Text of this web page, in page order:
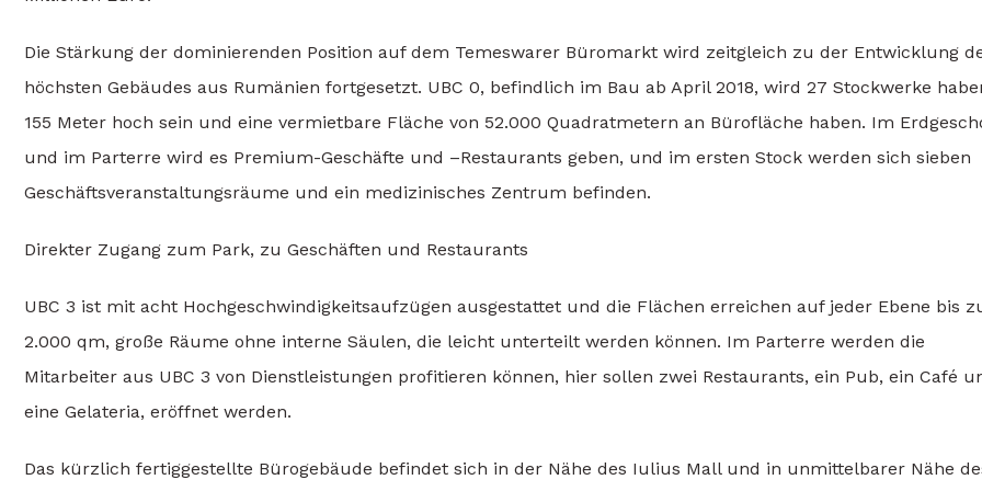
Die Stärkung der dominierenden Position auf dem Temeswarer Büromarkt wird zeitgleich zu der Entwicklung
höchsten Gebäudes aus Rumänien fortgesetzt. UBC 0, befindlich im Bau ab April 2018, wird 27 Stockwerke
155 Meter hoch sein und eine vermietbare Fläche von 52.000 Quadratmetern an Bürofläche haben. Im
und im Parterre wird es Premium-Geschäfte und –Restaurants geben, und im ersten Stock werden sich sieben
Geschäftsveranstaltungsräume und ein medizinisches Zentrum befinden.
Direkter Zugang zum Park, zu Geschäften und Restaurants
UBC 3 ist mit acht Hochgeschwindigkeitsaufzügen ausgestattet und die Flächen erreichen auf jeder Ebene bis
2.000 qm, große Räume ohne interne Säulen, die leicht unterteilt werden können. Im Parterre werden die
Mitarbeiter aus UBC 3 von Dienstleistungen profitieren können, hier sollen zwei Restaurants, ein Pub, ein Café
eine Gelateria, eröffnet werden.
Das kürzlich fertiggestellte Bürogebäude befindet sich in der Nähe des Iulius Mall und in unmittelbarer Nähe